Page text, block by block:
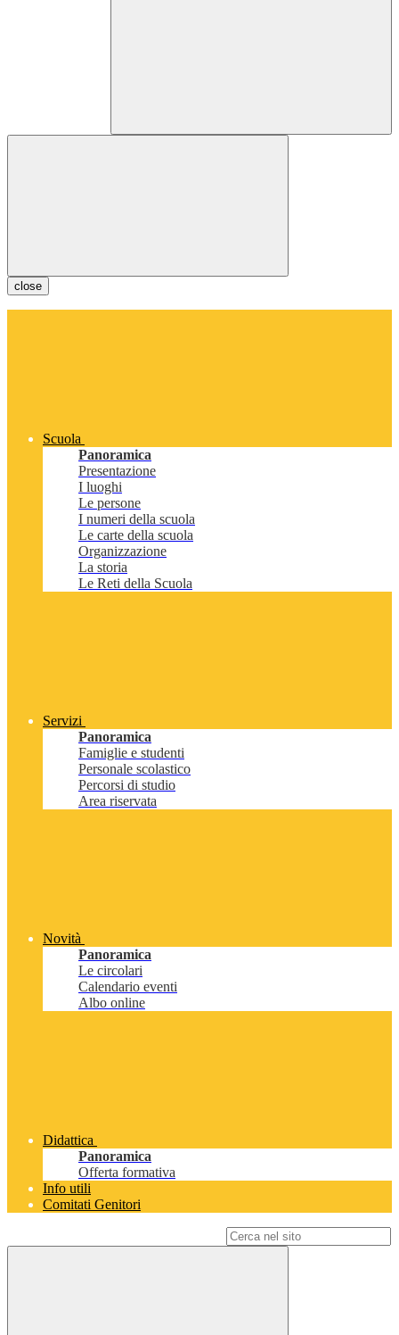
close
Scuola
Panoramica
Presentazione
I luoghi
Le persone
I numeri della scuola
Le carte della scuola
Organizzazione
La storia
Le Reti della Scuola
Servizi
Panoramica
Famiglie e studenti
Personale scolastico
Percorsi di studio
Area riservata
Novità
Panoramica
Le circolari
Calendario eventi
Albo online
Didattica
Panoramica
Offerta formativa
Info utili
Comitati Genitori